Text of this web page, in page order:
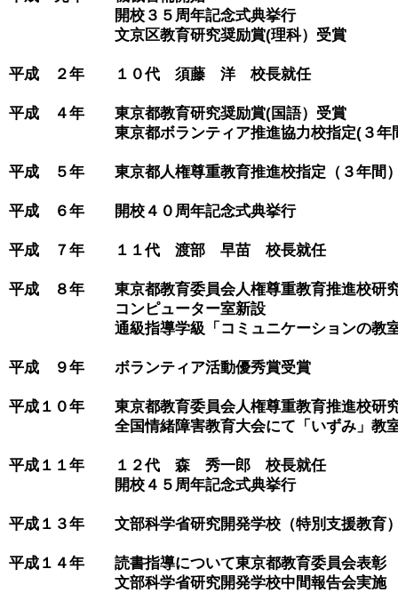
開校３５周年記念式典挙行
文京区教育研究奨励賞(理科）受賞
平成　２年　　１０代　須藤　洋　校長就任
平成　４年　　東京都教育研究奨励賞(国語）受賞
東京都ボランティア推進協力校指定(３年
平成　５年　　東京都人権尊重教育推進校指定（３年間
平成　６年　　開校４０周年記念式典挙行
平成　７年　　１１代　渡部　早苗　校長就任
平成　８年　　東京都教育委員会人権尊重教育推進校研
コンピューター室新設
通級指導学級「コミュニケーションの教室『
平成　９年　　ボランティア活動優秀賞受賞
平成１０年　　東京都教育委員会人権尊重教育推進校研
全国情緒障害教育大会にて「いずみ」教室施
平成１１年　　１２代　森　秀一郎　校長就任
開校４５周年記念式典挙行
平成１３年　　文部科学省研究開発学校（特別支援教育
平成１４年　　読書指導について東京都教育委員会表彰
文部科学省研究開発学校中間報告会実施